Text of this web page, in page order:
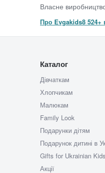
Власне
Про Evgakids8 524+
Каталог
Дівчаткам
Хлопчикам
Малюкам
Family Look
Подарунки дітям
Подарунок дитині в
Gifts for Ukrainian Kids
Акції